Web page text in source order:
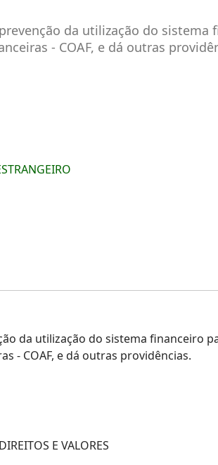
da utilização do sistema
- COAF, e dá outras
da utilização do sistema financeiro
- COAF, e dá outras providências.
E VALORES